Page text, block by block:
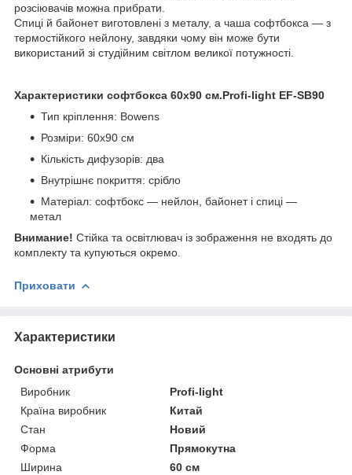
розсіювачів можна прибрати.
Спиці й байонет виготовлені з металу, а чаша софтбокса — з
термостійкого нейлону, завдяки чому він може бути
використаний зі студійним світлом великої потужності.
Характеристики софтбокса 60х90 см.Profi-light EF-SB90
Тип кріплення: Bowens
Розміри: 60x90 см
Кількість дифузорів: два
Внутрішнє покриття: срібло
Матеріал: софтбокс — нейлон, байонет і спиці —
метал
Внимание! Стійка та освітлювач із зображення не входять до
комплекту та купуються окремо.
Приховати
Характеристики
Основні атрибути
Виробник
Profi-light
Країна виробник
Китай
Стан
Новий
Форма
Прямокутна
Ширина
60 см